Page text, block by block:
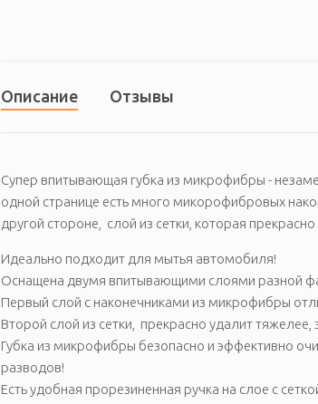
Описание Отзывы
Супер впитывающая губка из микрофибры -
одной странице есть много микорофибровых
другой стороне, слой из сетки, которая
Идеально подходит для мытья автомобиля!
Оснащена двумя впитывающими слоями разной
Первый слой с наконечниками из микрофибры
Второй слой из сетки, прекрасно удалит
Губка из микрофибры безопасно и эффективно
разводов!
Есть удобная прорезиненная ручка на слое с